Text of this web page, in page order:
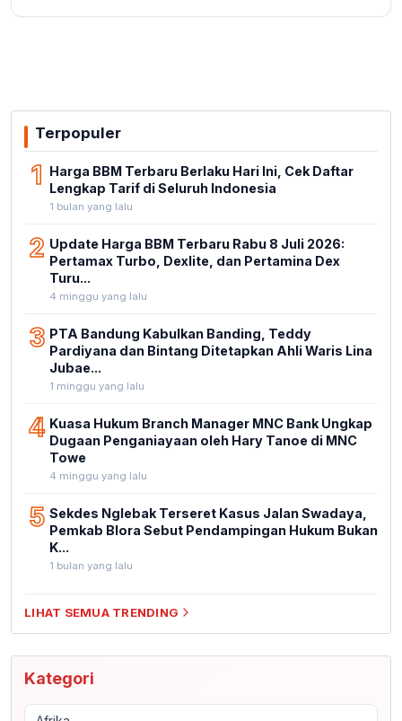
Terpopuler
1 Harga BBM Terbaru Berlaku Hari Ini, Cek Daftar
Lengkap Tarif di Seluruh Indonesia
1 bulan yang lalu
2 Update Harga BBM Terbaru Rabu 8 Juli 2026:
Pertamax Turbo, Dexlite, dan Pertamina Dex
Turu...
4 minggu yang lalu
3 PTA Bandung Kabulkan Banding, Teddy
Pardiyana dan Bintang Ditetapkan Ahli Waris Lina
Jubae...
1 minggu yang lalu
4 Kuasa Hukum Branch Manager MNC Bank Ungkap
Dugaan Penganiayaan oleh Hary Tanoe di MNC
Towe
4 minggu yang lalu
5 Sekdes Nglebak Terseret Kasus Jalan Swadaya,
Pemkab Blora Sebut Pendampingan Hukum Bukan
K...
1 bulan yang lalu
LIHAT SEMUA TRENDING
Kategori